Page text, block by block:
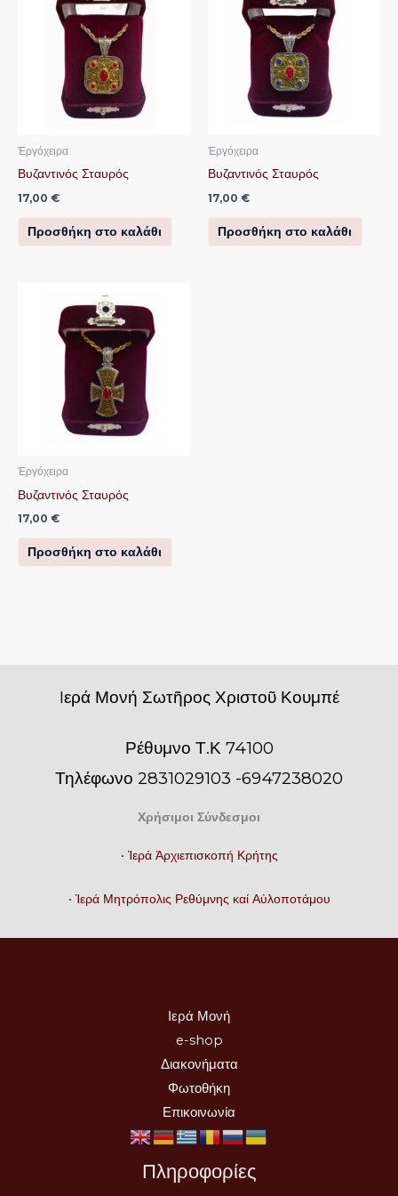
Ἐργόχειρα
Βυζαντινός Σταυρός
17,00 €
Προσθήκη στο καλάθι
Ἐργόχειρα
Βυζαντινός Σταυρός
17,00 €
Προσθήκη στο καλάθι
Ἐργόχειρα
Βυζαντινός Σταυρός
17,00 €
Προσθήκη στο καλάθι
Iερά Μονή Σωτῆρος Χριστοῦ Κουμπέ
Ρέθυμνο Τ.Κ 74100
Τηλέφωνο 2831029103 -6947238020
Χρήσιμοι Σύνδεσμοι
• Ἱερά Ἀρχιεπισκοπή Κρήτης
• Ἱερά Μητρόπολις Ρεθύμνης καί Αὐλοποτάμου
Ιερά Μονή
e-shop
Διακονήματα
Φωτοθήκη
Επικοινωνία
Πληροφορίες